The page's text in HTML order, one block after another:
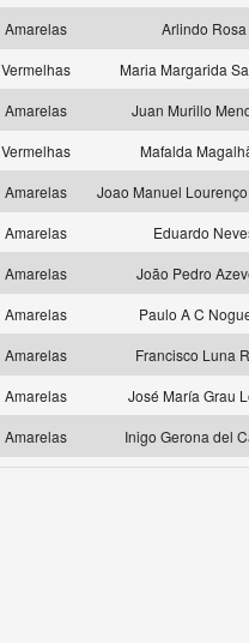
Amarelas
Arlindo Rosa
Vermelhas
Maria Margarida
Amarelas
Juan Murillo
Vermelhas
Mafalda
Amarelas
Joao Manuel
Amarelas
Eduardo
Amarelas
João Pedro
Amarelas
Paulo A C
Amarelas
Francisco Luna
Amarelas
José María Grau
Amarelas Inigo Gerona del